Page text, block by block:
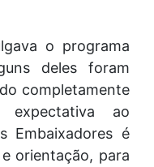
o programa
deles foram
completamente
expectativa ao
Embaixadores é
orientação, para